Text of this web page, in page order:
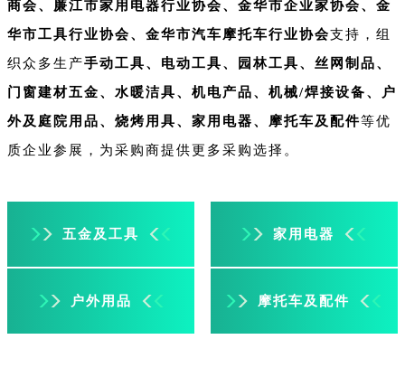
商会、 廉江市家用电器行业协会、 金华市企业家协会、金
华市工具行业协会、金华市汽车摩托车行业协会支持，组
织众多生产手动工具、电动工具、园林工具、丝网制品、
门窗建材五金、水暖洁具、机电产品、机械/焊接设备、户
外及庭院用品、烧烤用具、家用电器、摩托车及配件等优
质企业参展，为采购商提供更多采购选择。
五金及工具 家用电器
户外用品 摩托车及配件